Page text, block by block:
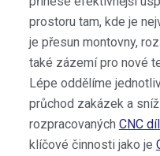
Roboti
Měřící
3D
prostoru tam, kde je
je přesun montovny,
také zázemí pro nové
Lépe oddělíme
průchod zakázek a
rozpracovaných CNC
klíčové činnosti jako je